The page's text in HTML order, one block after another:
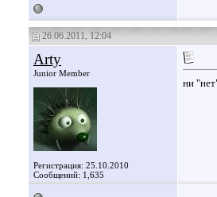
26.06.2011, 12:04
Arty
Junior Member
Регистрация: 25.10.2010
Сообщений: 1,635
ни